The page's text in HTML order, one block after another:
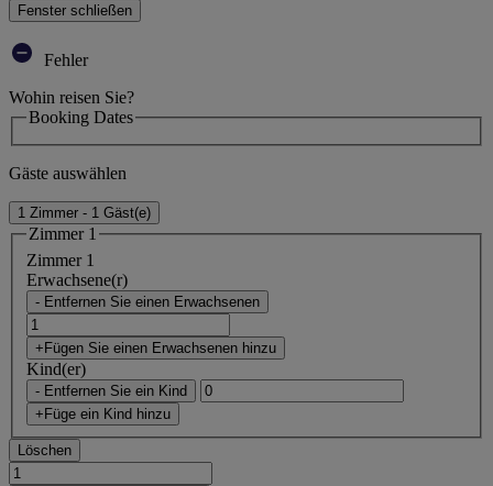
Fenster schließen
Fehler
Wohin reisen Sie?
Booking Dates
Gäste auswählen
1 Zimmer - 1 Gäst(e)
Zimmer 1
Zimmer 1
Erwachsene(r)
- Entfernen Sie einen Erwachsenen
+Fügen Sie einen Erwachsenen hinzu
Kind(er)
- Entfernen Sie ein Kind
+Füge ein Kind hinzu
Löschen